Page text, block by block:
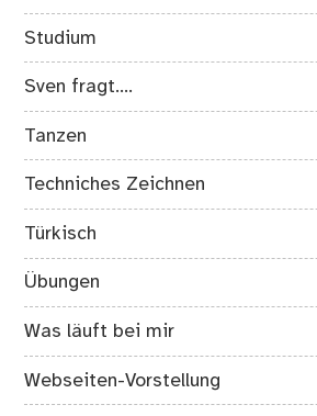
Studium
Sven fragt….
Tanzen
Techniches Zeichnen
Türkisch
Übungen
Was läuft bei mir
Webseiten-Vorstellung